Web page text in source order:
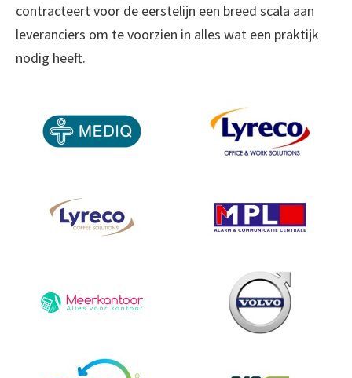
contracteert voor de eerstelijn een breed scala aan
leveranciers om te voorzien in alles wat een praktijk
nodig heeft.